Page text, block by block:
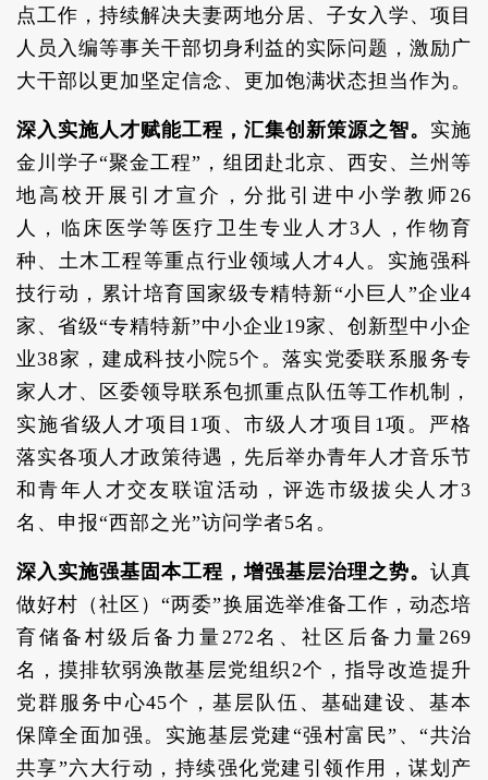
点工作，持续解决夫妻两地分居、子女入学、项目
人员入编等事关干部切身利益的实际问题，激励广
大干部以更加坚定信念、更加饱满状态担当作为。
深入实施人才赋能工程，汇集创新策源之智。 实施
金川学子“聚金工程”，组团赴北京、西安、兰州等
地高校开展引才宣介，分批引进中小学教师26
人，临床医学等医疗卫生专业人才3人，作物育
种、土木工程等重点行业领域人才4人。实施强科
技行动，累计培育国家级专精特新“小巨人”企业4
家、省级“专精特新”中小企业19家、创新型中小企
业38家，建成科技小院5个。落实党委联系服务专
家人才、区委领导联系包抓重点队伍等工作机制，
实施省级人才项目1项、市级人才项目1项。严格
落实各项人才政策待遇，先后举办青年人才音乐节
和青年人才交友联谊活动，评选市级拔尖人才3
名、申报“西部之光”访问学者5名。
深入实施强基固本工程，增强基层治理之势。 认真
做好村（社区）“两委”换届选举准备工作，动态培
育储备村级后备力量272名、社区后备力量269
名，摸排软弱涣散基层党组织2个，指导改造提升
党群服务中心45个，基层队伍、基础建设、基本
保障全面加强。实施基层党建“强村富民”、“共治
共享”六大行动，持续强化党建引领作用，谋划产